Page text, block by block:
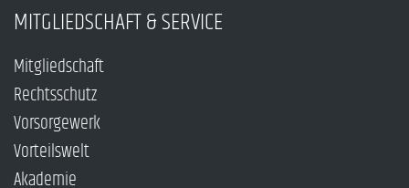
MITGLIEDSCHAFT & SERVICE
Mitgliedschaft
Rechtsschutz
Vorsorgewerk
Vorteilswelt
Akademie